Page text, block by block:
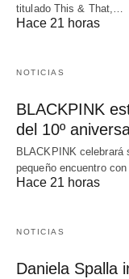
titulado This & That,…
Hace 21 horas
NOTICIAS
BLACKPINK
del 10º
BLACKPINK celebrará
pequeño encuentro
Hace 21 horas
NOTICIAS
Daniela Spalla